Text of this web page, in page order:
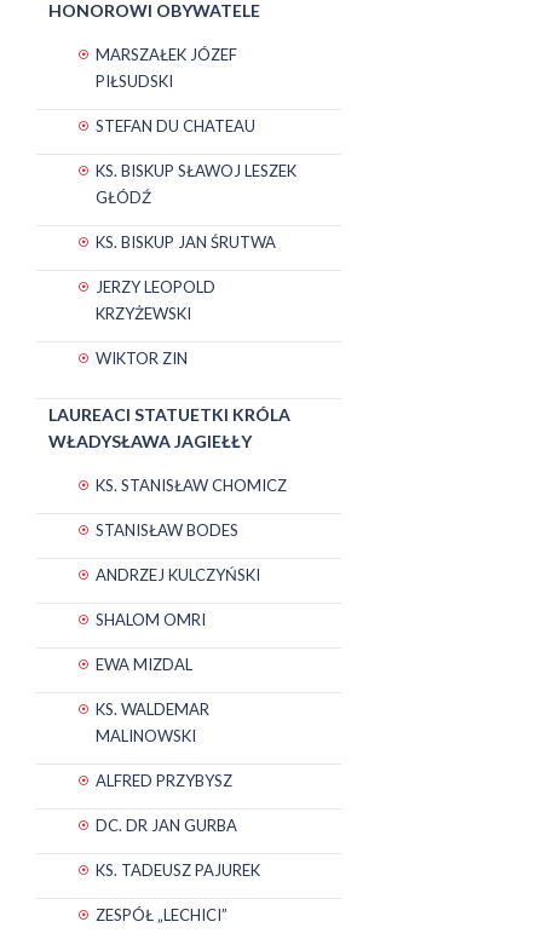
HONOROWI OBYWATELE
MARSZAŁEK JÓZEF
PIŁSUDSKI
STEFAN DU CHATEAU
KS. BISKUP SŁAWOJ LESZEK
GŁÓDŹ
KS. BISKUP JAN ŚRUTWA
JERZY LEOPOLD
KRZYŻEWSKI
WIKTOR ZIN
LAUREACI STATUETKI KRÓLA
WŁADYSŁAWA JAGIEŁŁY
KS. STANISŁAW CHOMICZ
STANISŁAW BODES
ANDRZEJ KULCZYŃSKI
SHALOM OMRI
EWA MIZDAL
KS. WALDEMAR
MALINOWSKI
ALFRED PRZYBYSZ
DC. DR JAN GURBA
KS. TADEUSZ PAJUREK
ZESPÓŁ „LECHICI”